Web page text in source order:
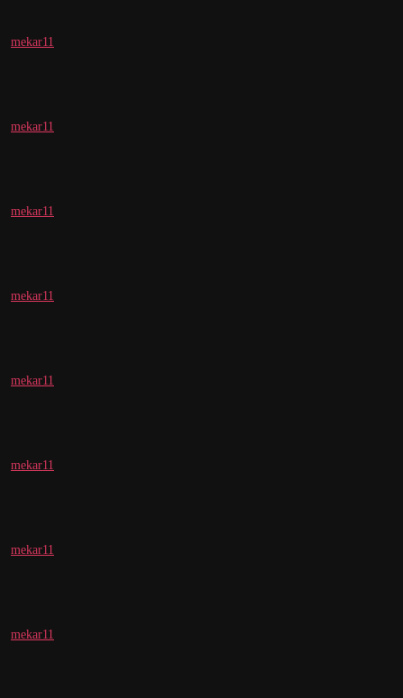
mekar11
mekar11
mekar11
mekar11
mekar11
mekar11
mekar11
mekar11